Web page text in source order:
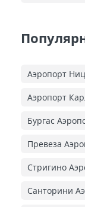
Аэропорт
Аэропорт
Бургас
Превеза
Стригино
Санторини